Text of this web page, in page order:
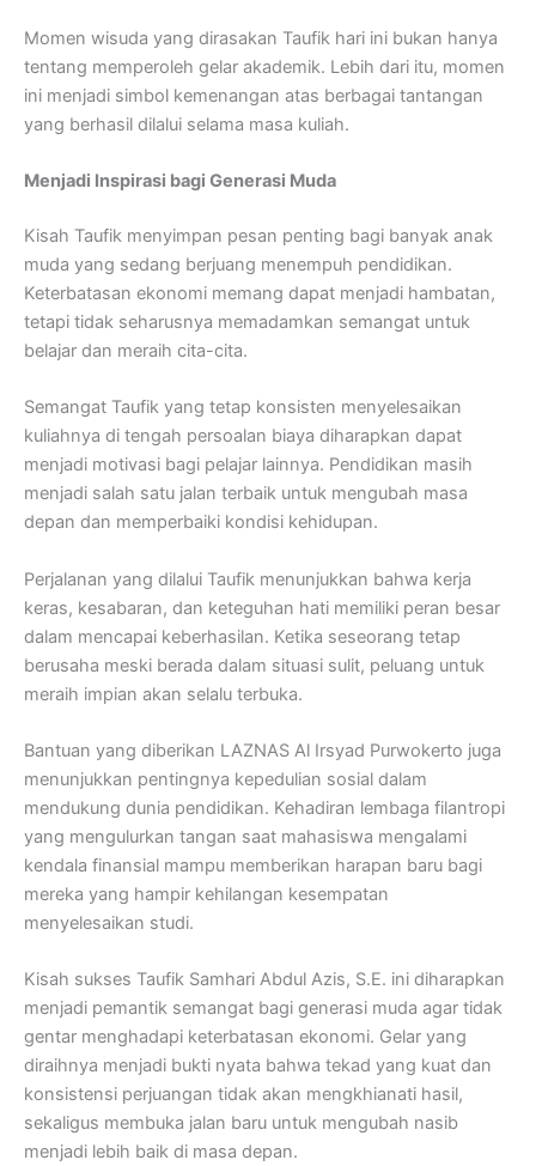
Momen wisuda yang dirasakan Taufik hari ini bukan hanya
tentang memperoleh gelar akademik. Lebih dari itu, momen
ini menjadi simbol kemenangan atas berbagai tantangan
yang berhasil dilalui selama masa kuliah.
Menjadi Inspirasi bagi Generasi Muda
Kisah Taufik menyimpan pesan penting bagi banyak anak
muda yang sedang berjuang menempuh pendidikan.
Keterbatasan ekonomi memang dapat menjadi hambatan,
tetapi tidak seharusnya memadamkan semangat untuk
belajar dan meraih cita-cita.
Semangat Taufik yang tetap konsisten menyelesaikan
kuliahnya di tengah persoalan biaya diharapkan dapat
menjadi motivasi bagi pelajar lainnya. Pendidikan masih
menjadi salah satu jalan terbaik untuk mengubah masa
depan dan memperbaiki kondisi kehidupan.
Perjalanan yang dilalui Taufik menunjukkan bahwa kerja
keras, kesabaran, dan keteguhan hati memiliki peran besar
dalam mencapai keberhasilan. Ketika seseorang tetap
berusaha meski berada dalam situasi sulit, peluang untuk
meraih impian akan selalu terbuka.
Bantuan yang diberikan LAZNAS Al Irsyad Purwokerto juga
menunjukkan pentingnya kepedulian sosial dalam
mendukung dunia pendidikan. Kehadiran lembaga filantropi
yang mengulurkan tangan saat mahasiswa mengalami
kendala finansial mampu memberikan harapan baru bagi
mereka yang hampir kehilangan kesempatan
menyelesaikan studi.
Kisah sukses Taufik Samhari Abdul Azis, S.E. ini diharapkan
menjadi pemantik semangat bagi generasi muda agar tidak
gentar menghadapi keterbatasan ekonomi. Gelar yang
diraihnya menjadi bukti nyata bahwa tekad yang kuat dan
konsistensi perjuangan tidak akan mengkhianati hasil,
sekaligus membuka jalan baru untuk mengubah nasib
menjadi lebih baik di masa depan.